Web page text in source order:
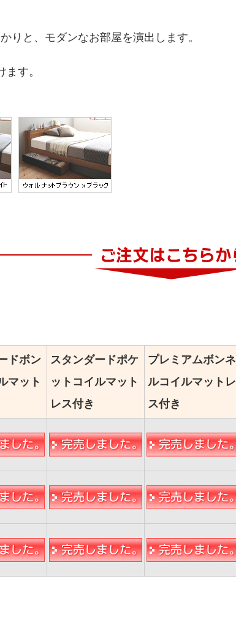
りと、モダンなお部屋を演出します。
す。
ドボン
マット
スタンダードポケ
ットコイルマット
レス付き
プレミアムボンネ
ルコイルマットレ
ス付き